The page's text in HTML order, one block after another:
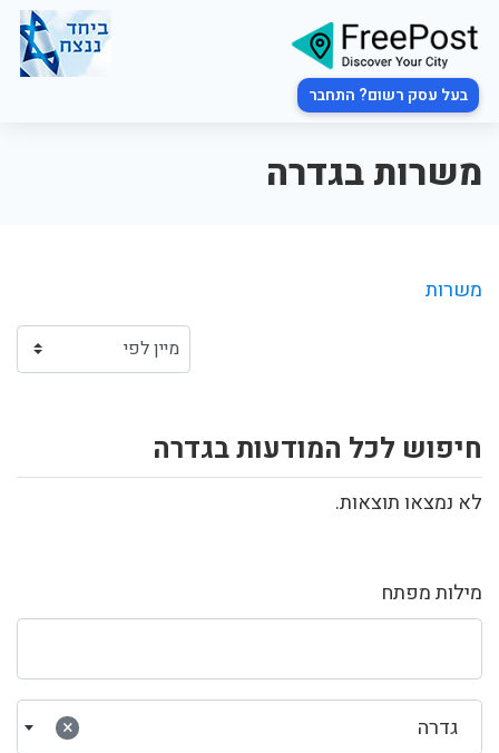
בעל עסק רשום? התחבר
משרות בגדרה
מילות מפתח
× גדרה
משרות
חיפוש לכל המודעות בגדרה
לא נמצאו תוצאות.